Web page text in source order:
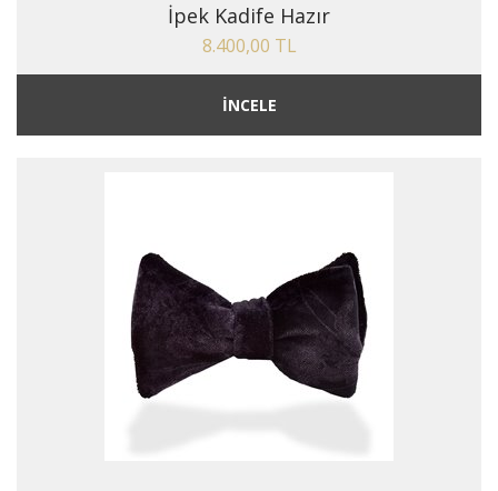
İpek Kadife Hazır
8.400,00 TL
İNCELE